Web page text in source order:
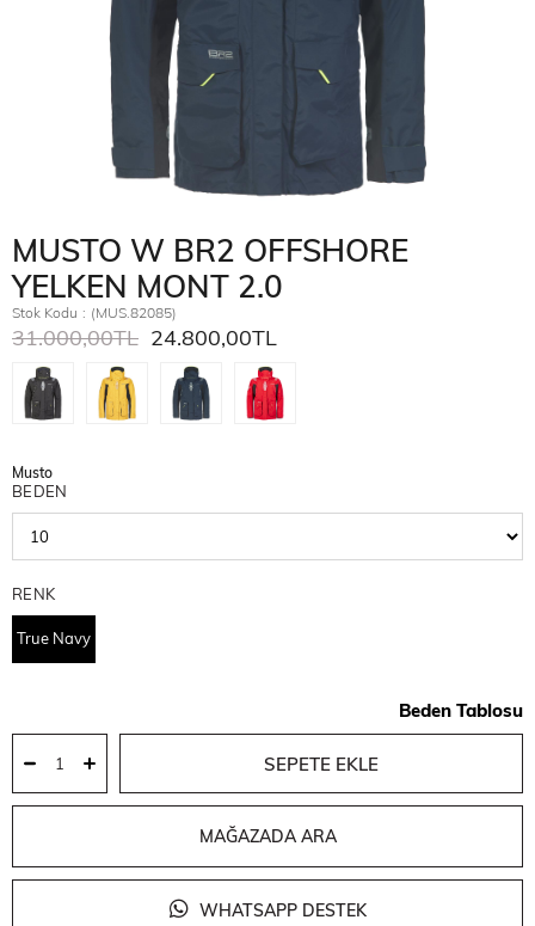
MUSTO W BR2 OFFSHORE
YELKEN MONT 2.0
Stok Kodu (MUS.82085)
31.000,00TL 24.800,00TL
Musto
BEDEN
RENK
True Navy
Beden Tablosu
MAĞAZADA ARA
WHATSAPP DESTEK